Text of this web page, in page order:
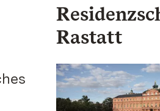
Rastatt